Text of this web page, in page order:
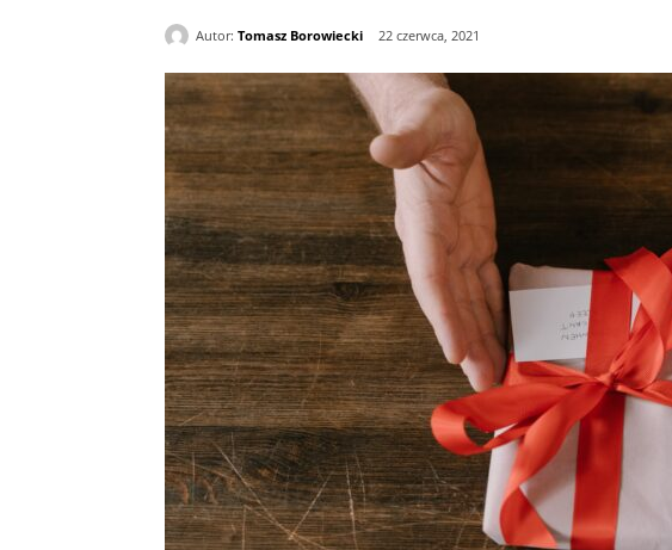
Autor: Tomasz Borowiecki 22 czerwca, 2021